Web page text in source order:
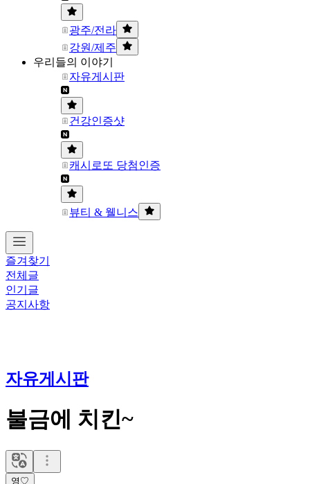
광주/전라
강원/제주
우리들의 이야기
자유게시판
건강인증샷
캐시로또 당첨인증
뷰티 & 웰니스
즐겨찾기
전체글
인기글
공지사항
자유게시판
불금에 치킨~
영♡